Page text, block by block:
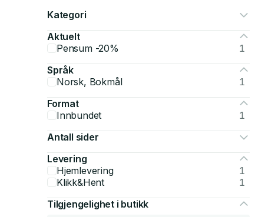
Kategori
Aktuelt
Pensum -20%
1
Språk
Norsk, Bokmål
1
Format
Innbundet
1
Antall sider
Levering
Hjemlevering
1
Klikk&Hent
1
Tilgjengelighet i butikk